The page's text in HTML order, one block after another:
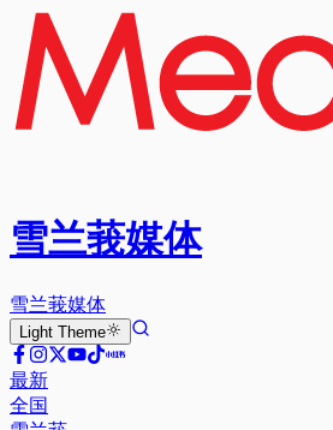
雪兰莪媒体
雪兰莪媒体
Light Theme
最新
全国